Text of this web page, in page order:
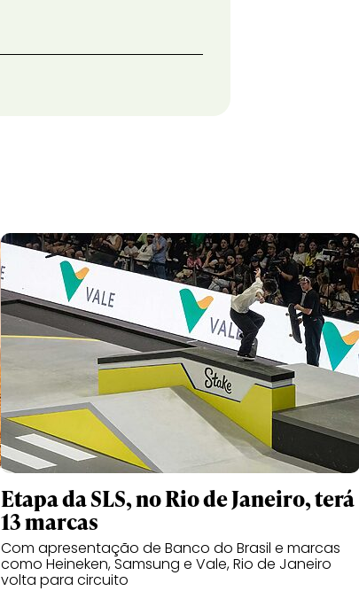
Etapa da SLS, no Rio de Janeiro, terá
13 marcas
Com apresentação de Banco do Brasil e marcas
como Heineken, Samsung e Vale, Rio de Janeiro
volta para circuito